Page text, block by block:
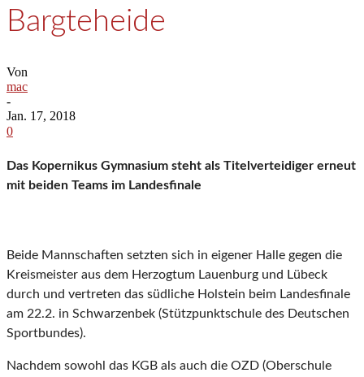
Bargteheide
Von
mac
-
Jan. 17, 2018
0
Das Kopernikus Gymnasium steht als Titelverteidiger erneut
mit beiden Teams im Landesfinale
Beide Mannschaften setzten sich in eigener Halle gegen die
Kreismeister aus dem Herzogtum Lauenburg und Lübeck
durch und vertreten das südliche Holstein beim Landesfinale
am 22.2. in Schwarzenbek (Stützpunktschule des Deutschen
Sportbundes).
Nachdem sowohl das KGB als auch die OZD (Oberschule